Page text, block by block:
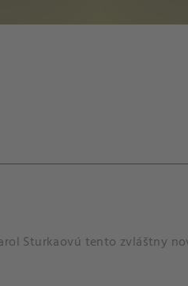
Sturkaovú tento zvláštny